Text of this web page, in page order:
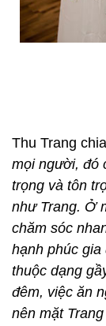
Thu Trang
mọi người, đó
trọng và tôn
như Trang. Ở
chăm sóc
hạnh phúc
thuộc dạng
đêm, việc ăn
nên mặt